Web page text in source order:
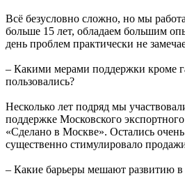
Всё безусловно сложно, но мы
больше 15 лет, обладаем большим
день проблем практически не
– Какими мерами поддержки кроме
пользовались?
Несколько лет подряд мы
поддержке Московского
«Сделано в Москве». Остались
существенно стимулировало
– Какие барьеры мешают развитию в